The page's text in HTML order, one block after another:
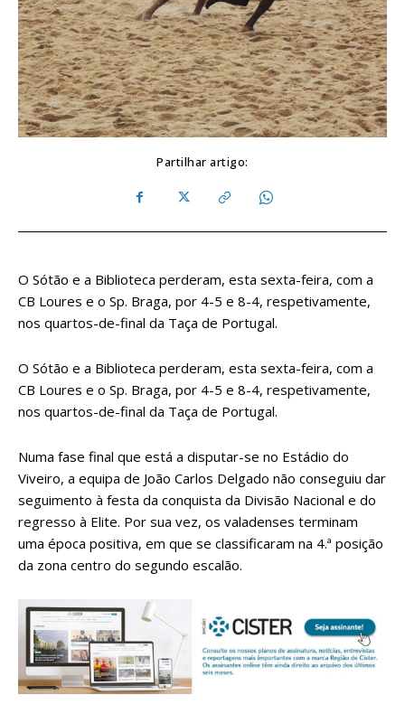
Partilhar artigo:
O Sótão e a Biblioteca perderam, esta sexta-feira, com a
CB Loures e o Sp. Braga, por 4-5 e 8-4, respetivamente,
nos quartos-de-final da Taça de Portugal.
O Sótão e a Biblioteca perderam, esta sexta-feira, com a
CB Loures e o Sp. Braga, por 4-5 e 8-4, respetivamente,
nos quartos-de-final da Taça de Portugal.
Numa fase final que está a disputar-se no Estádio do
Viveiro, a equipa de João Carlos Delgado não conseguiu dar
seguimento à festa da conquista da Divisão Nacional e do
regresso à Elite. Por sua vez, os valadenses terminam
uma época positiva, em que se classificaram na 4.ª posição
da zona centro do segundo escalão.